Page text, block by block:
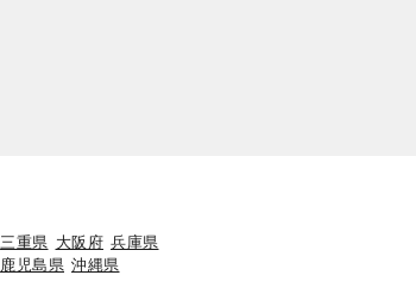
三重県 大阪府 兵庫県
鹿児島県 沖縄県